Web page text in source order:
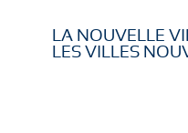
LA NOUVELLE
LES VILLES